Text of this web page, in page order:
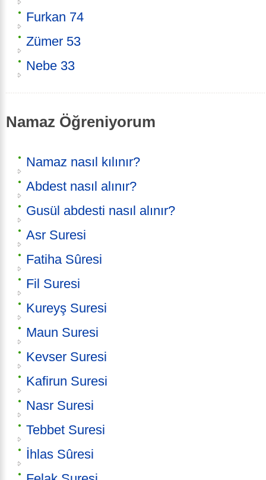
Furkan 74
Zümer 53
Nebe 33
Namaz Öğreniyorum
Namaz nasıl kılınır?
Abdest nasıl alınır?
Gusül abdesti nasıl alınır?
Asr Suresi
Fatiha Sûresi
Fil Suresi
Kureyş Suresi
Maun Suresi
Kevser Suresi
Kafirun Suresi
Nasr Suresi
Tebbet Suresi
İhlas Sûresi